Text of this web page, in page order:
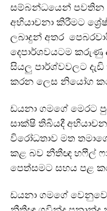
සම්බන්ධයෙන් පවතින
අභියාචනා කිරීමට
ලබාදුන් අතර
දෙපාර්ශවයටම කරුණු
සියලු පාර්ශ්වවලට
කරන ලෙස නියෝග
ඩයනා ගමගේ මෙරට
සාක්ෂි තිබියදී
විරෝධතාව මත
කළ බව නීතීඥ හෆීල්
පෙත්සමට සහය පළ
ඩයනා ගමගේ